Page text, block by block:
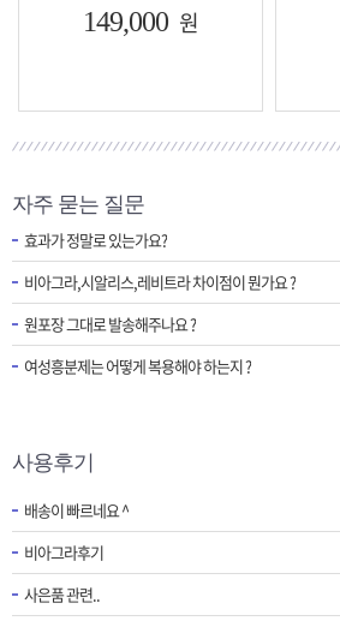
149,000 원
자주 묻는 질문
효과가 정말로 있는가요?
비아그라,시알리스,레비트라 차이점이 뭔가요 ?
원포장 그대로 발송해주나요 ?
여성흥분제는 어떻게 복용해야 하는지 ?
사용후기
배송이 빠르네요 ^
비아그라후기
사은품 관련..